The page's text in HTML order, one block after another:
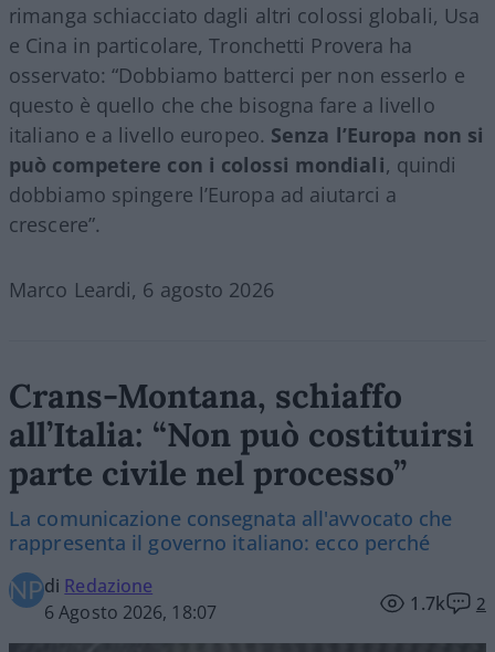
rimanga schiacciato dagli altri colossi globali, Usa
e Cina in particolare, Tronchetti Provera ha
osservato: “Dobbiamo batterci per non esserlo e
questo è quello che che bisogna fare a livello
italiano e a livello europeo. Senza l’Europa non si
può competere con i colossi mondiali, quindi
dobbiamo spingere l’Europa ad aiutarci a
crescere”.
Marco Leardi, 6 agosto 2026
Crans-Montana, schiaffo
all’Italia: “Non può costituirsi
parte civile nel processo”
La comunicazione consegnata all'avvocato che
rappresenta il governo italiano: ecco perché
di Redazione
6 Agosto 2026, 18:07
1.7k 2